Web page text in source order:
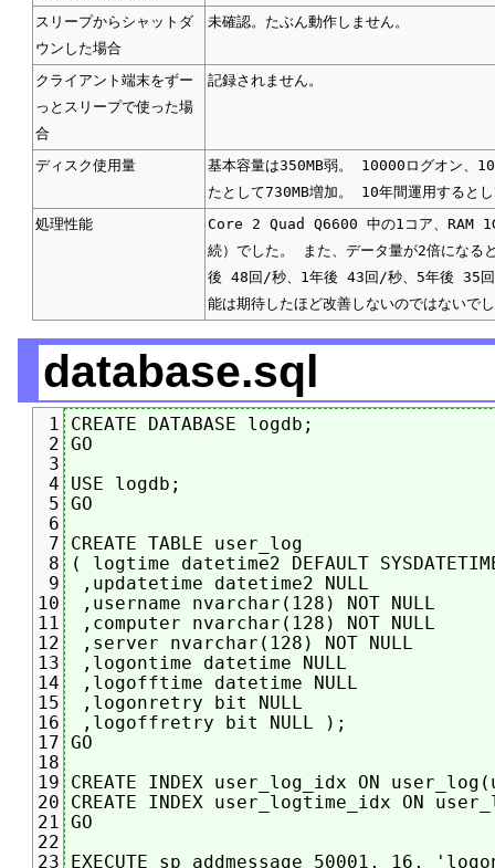
スリープからシャットダ
ウンした場合
未確認。たぶん動作しません。
クライアント端末をずー
っとスリープで使った場
合
記録されません。
ディスク使用量
基本容量は350MB弱。 10000ログオン、
たとして730MB増加。 10年間運用すると
処理性能
Core 2 Quad Q6600 中の1コア、RAM
続）でした。 また、データ量が2倍になる
後 48回/秒、1年後 43回/秒、5年後 35回
能は期待したほど改善しないのではないで
database.sql
1
2
3
4
5
6
7
8
9
10
11
12
13
14
15
16
17
18
19
20
21
22
23
CREATE DATABASE logdb;
GO
USE logdb;
GO
CREATE TABLE user_log
( logtime datetime2 DEFAULT
,updatetime datetime2 NULL
,username nvarchar(128) NOT NULL
,computer nvarchar(128) NOT NULL
,server nvarchar(128) NOT NULL
,logontime datetime NULL
,logofftime datetime NULL
,logonretry bit NULL
,logoffretry bit NULL );
GO
CREATE INDEX user_log_idx ON
CREATE INDEX user_logtime_idx ON
GO
EXECUTE sp_addmessage 50001, 16,